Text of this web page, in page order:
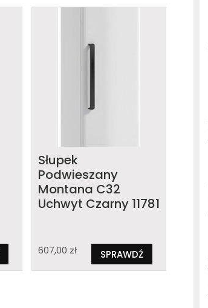
Słupek
Podwieszany
Montana C32
Uchwyt Czarny 11781
607,00 zł SPRAWDŹ